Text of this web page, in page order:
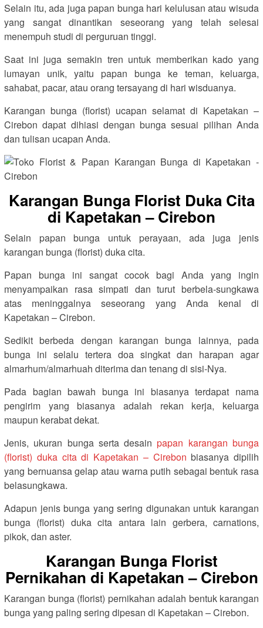
Selain itu, ada juga papan bunga hari kelulusan atau wisuda
yang sangat dinantikan seseorang yang telah selesai
menempuh studi di perguruan tinggi.
Saat ini juga semakin tren untuk memberikan kado yang
lumayan unik, yaitu papan bunga ke teman, keluarga,
sahabat, pacar, atau orang tersayang di hari wisduanya.
Karangan bunga (florist) ucapan selamat di Kapetakan –
Cirebon dapat dihiasi dengan bunga sesuai pilihan Anda
dan tulisan ucapan Anda.
Karangan Bunga Florist Duka Cita
di Kapetakan – Cirebon
Selain papan bunga untuk perayaan, ada juga jenis
karangan bunga (florist) duka cita.
Papan bunga ini sangat cocok bagi Anda yang ingin
menyampaikan rasa simpati dan turut berbela-sungkawa
atas meninggalnya seseorang yang Anda kenal di
Kapetakan – Cirebon.
Sedikit berbeda dengan karangan bunga lainnya, pada
bunga ini selalu tertera doa singkat dan harapan agar
almarhum/almarhuah diterima dan tenang di sisi-Nya.
Pada bagian bawah bunga ini biasanya terdapat nama
pengirim yang biasanya adalah rekan kerja, keluarga
maupun kerabat dekat.
Jenis, ukuran bunga serta desainpapan karangan bunga
(florist) duka cita di Kapetakan – Cirebon biasanya dipilih
yang bernuansa gelap atau warna putih sebagai bentuk rasa
belasungkawa.
Adapun jenis bunga yang sering digunakan untuk karangan
bunga (florist) duka cita antara lain gerbera, carnations,
pikok, dan aster.
Karangan Bunga Florist
Pernikahan di Kapetakan – Cirebon
Karangan bunga (florist) pernikahan adalah bentuk karangan
bunga yang paling sering dipesan di Kapetakan – Cirebon.